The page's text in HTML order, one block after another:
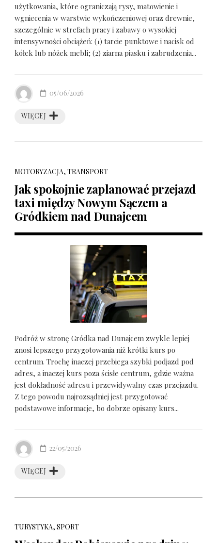
użytkowania, które ograniczają rysy, matowienie i
wgniecenia w warstwie wykończeniowej oraz drewnie,
szczególnie w strefach pracy i zabawy o wysokiej
intensywności obciążeń: (1) tarcie punktowe i nacisk od
kółek lub nóżek mebli; (2) ziarna piasku i zabrudzenia...
WIĘCEJ
05/06/2026
MOTORYZACJA, TRANSPORT
Jak spokojnie zaplanować przejazd
taxi między Nowym Sączem a
Gródkiem nad Dunajcem
Podróż w stronę Gródka nad Dunajcem zwykle lepiej
znosi lepszego przygotowania niż krótki kurs po
centrum. Trochę inaczej przebiega szybki podjazd pod
adres, a inaczej kurs poza ścisłe centrum, gdzie ważna
jest dokładność adresu i przewidywalny czas przejazdu.
Z tego powodu najrozsądniej jest przygotować
podstawowe informacje, bo dobrze opisany kurs...
WIĘCEJ
22/05/2026
TURYSTYKA, SPORT